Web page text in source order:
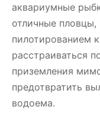
аквариумные
отличные
пилотированием
расстраиваться
приземления
предотвратить
водоема.